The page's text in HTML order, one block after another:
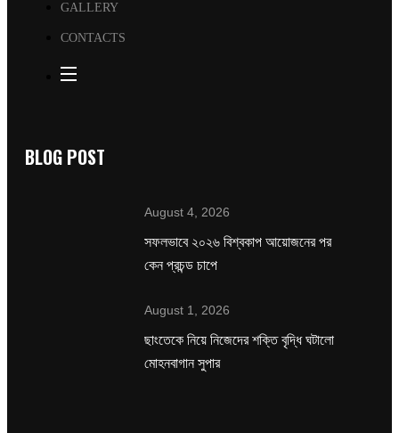
GALLERY
CONTACTS
BLOG POST
August 4, 2026
সফলভাবে ২০২৬ বিশ্বকাপ আয়োজনের পর
কেন প্রচন্ড চাপে
August 1, 2026
ছাংতেকে নিয়ে নিজেদের শক্তি বৃদ্ধি ঘটালো
মোহনবাগান সুপার